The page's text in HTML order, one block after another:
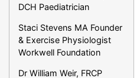
DCH Paediatrician
Staci Stevens MA Founder
& Exercise Physiologist
Workwell Foundation
Dr William Weir, FRCP